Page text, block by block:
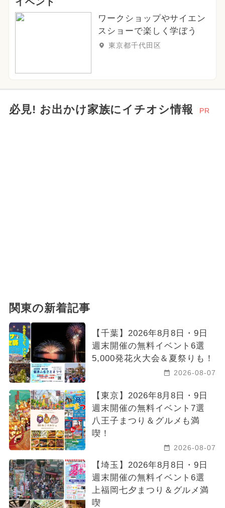
ワークショップやサイエン
スショーで楽しく学ぼう
東京都千代田区
必見! お出かけ家族にイチオシ情報 PR
関東の新着記事
【千葉】2026年8月8日・9日
週末開催の無料イベント6選
5,000発花火大会＆夏祭りも！
2026-08-07
【東京】2026年8月8日・9日
週末開催の無料イベント7選
八王子まつり＆グルメも満
喫！
2026-08-07
【埼玉】2026年8月8日・9日
週末開催の無料イベント6選
上福岡七夕まつり＆グルメ満
喫